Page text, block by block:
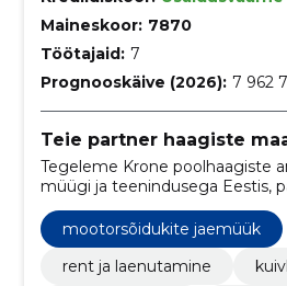
Maineskoor: 7870
Töötajaid: 7
Prognooskäive (2026): 7 962
Teie partner haagiste
Tegeleme Krone poolhaagiste
müügi ja teenindusega Eestis,
kvaliteetseid haagiseid ning
mootorsõidukite jaemüük
rent ja laenutamine